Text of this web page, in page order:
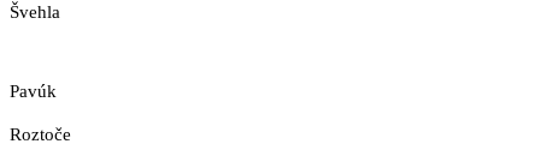
Švehla
Pavúk
Roztoče